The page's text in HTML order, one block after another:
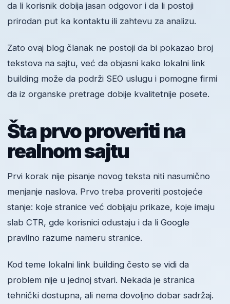
da li korisnik dobija jasan odgovor i da li postoji
prirodan put ka kontaktu ili zahtevu za analizu.
Zato ovaj blog članak ne postoji da bi pokazao broj
tekstova na sajtu, već da objasni kako lokalni link
building može da podrži SEO uslugu i pomogne firmi
da iz organske pretrage dobije kvalitetnije posete.
Šta prvo proveriti na
realnom sajtu
Prvi korak nije pisanje novog teksta niti nasumično
menjanje naslova. Prvo treba proveriti postojeće
stanje: koje stranice već dobijaju prikaze, koje imaju
slab CTR, gde korisnici odustaju i da li Google
pravilno razume nameru stranice.
Kod teme lokalni link building često se vidi da
problem nije u jednoj stvari. Nekada je stranica
tehnički dostupna, ali nema dovoljno dobar sadržaj.